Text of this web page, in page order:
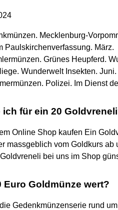
Mecklenburg-
Paulskirchenverfassung. März.
Grünes Heupferd.
Wunderwelt Insekten. Juni.
Polizei. Im Dienst
ich für ein 20
Online Shop kaufen Ein
massgeblich vom Goldkurs
bei uns im Shop
Euro Goldmünze wert?
Gedenkmünzenserie rund